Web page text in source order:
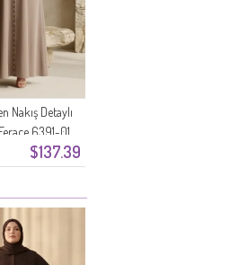
$137.39
Nakış Detaylı
6391-01